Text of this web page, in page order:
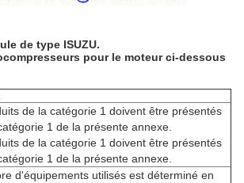
de type ISUZU.
pour le moteur ci-dessous
de la catégorie 1 doivent être présentés
1 de la présente annexe.
de la catégorie 1 doivent être présentés
1 de la présente annexe.
d'équipements utilisés est déterminé en